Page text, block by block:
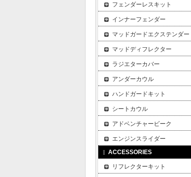
フェンダーレスキット
インナーフェンダー
マッドガードエクステンダー
マッドディフレクター
ラジエターカバー
アンダーカウル
ハンドガードキット
シートカウル
アドベンチャービーク
エンジンスライダー
ACCESSORIES
リフレクターキット